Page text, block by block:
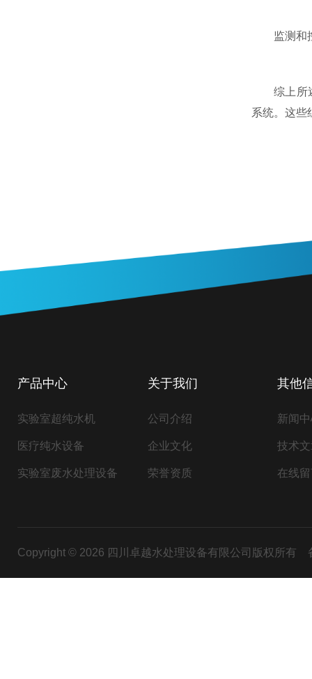
监测和控
综上所
系统。这些
产品中心
实验室超纯水机
医疗纯水设备
实验室废水处理设备
关于我们
公司介绍
企业文化
荣誉资质
其他
新闻
技术
在线
Copyright © 2026 四川卓越水处理设备有限公司版权所有